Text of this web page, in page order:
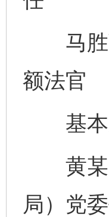
马胜
额法官
基本
黄某
局）党